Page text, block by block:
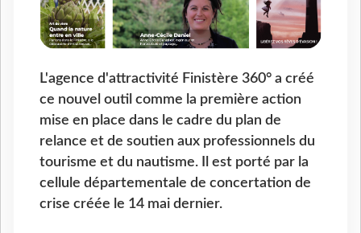
L'agence d'attractivité Finistère 360° a créé
ce nouvel outil comme la première action
mise en place dans le cadre du plan de
relance et de soutien aux professionnels du
tourisme et du nautisme. Il est porté par la
cellule départementale de concertation de
crise créée le 14 mai dernier.